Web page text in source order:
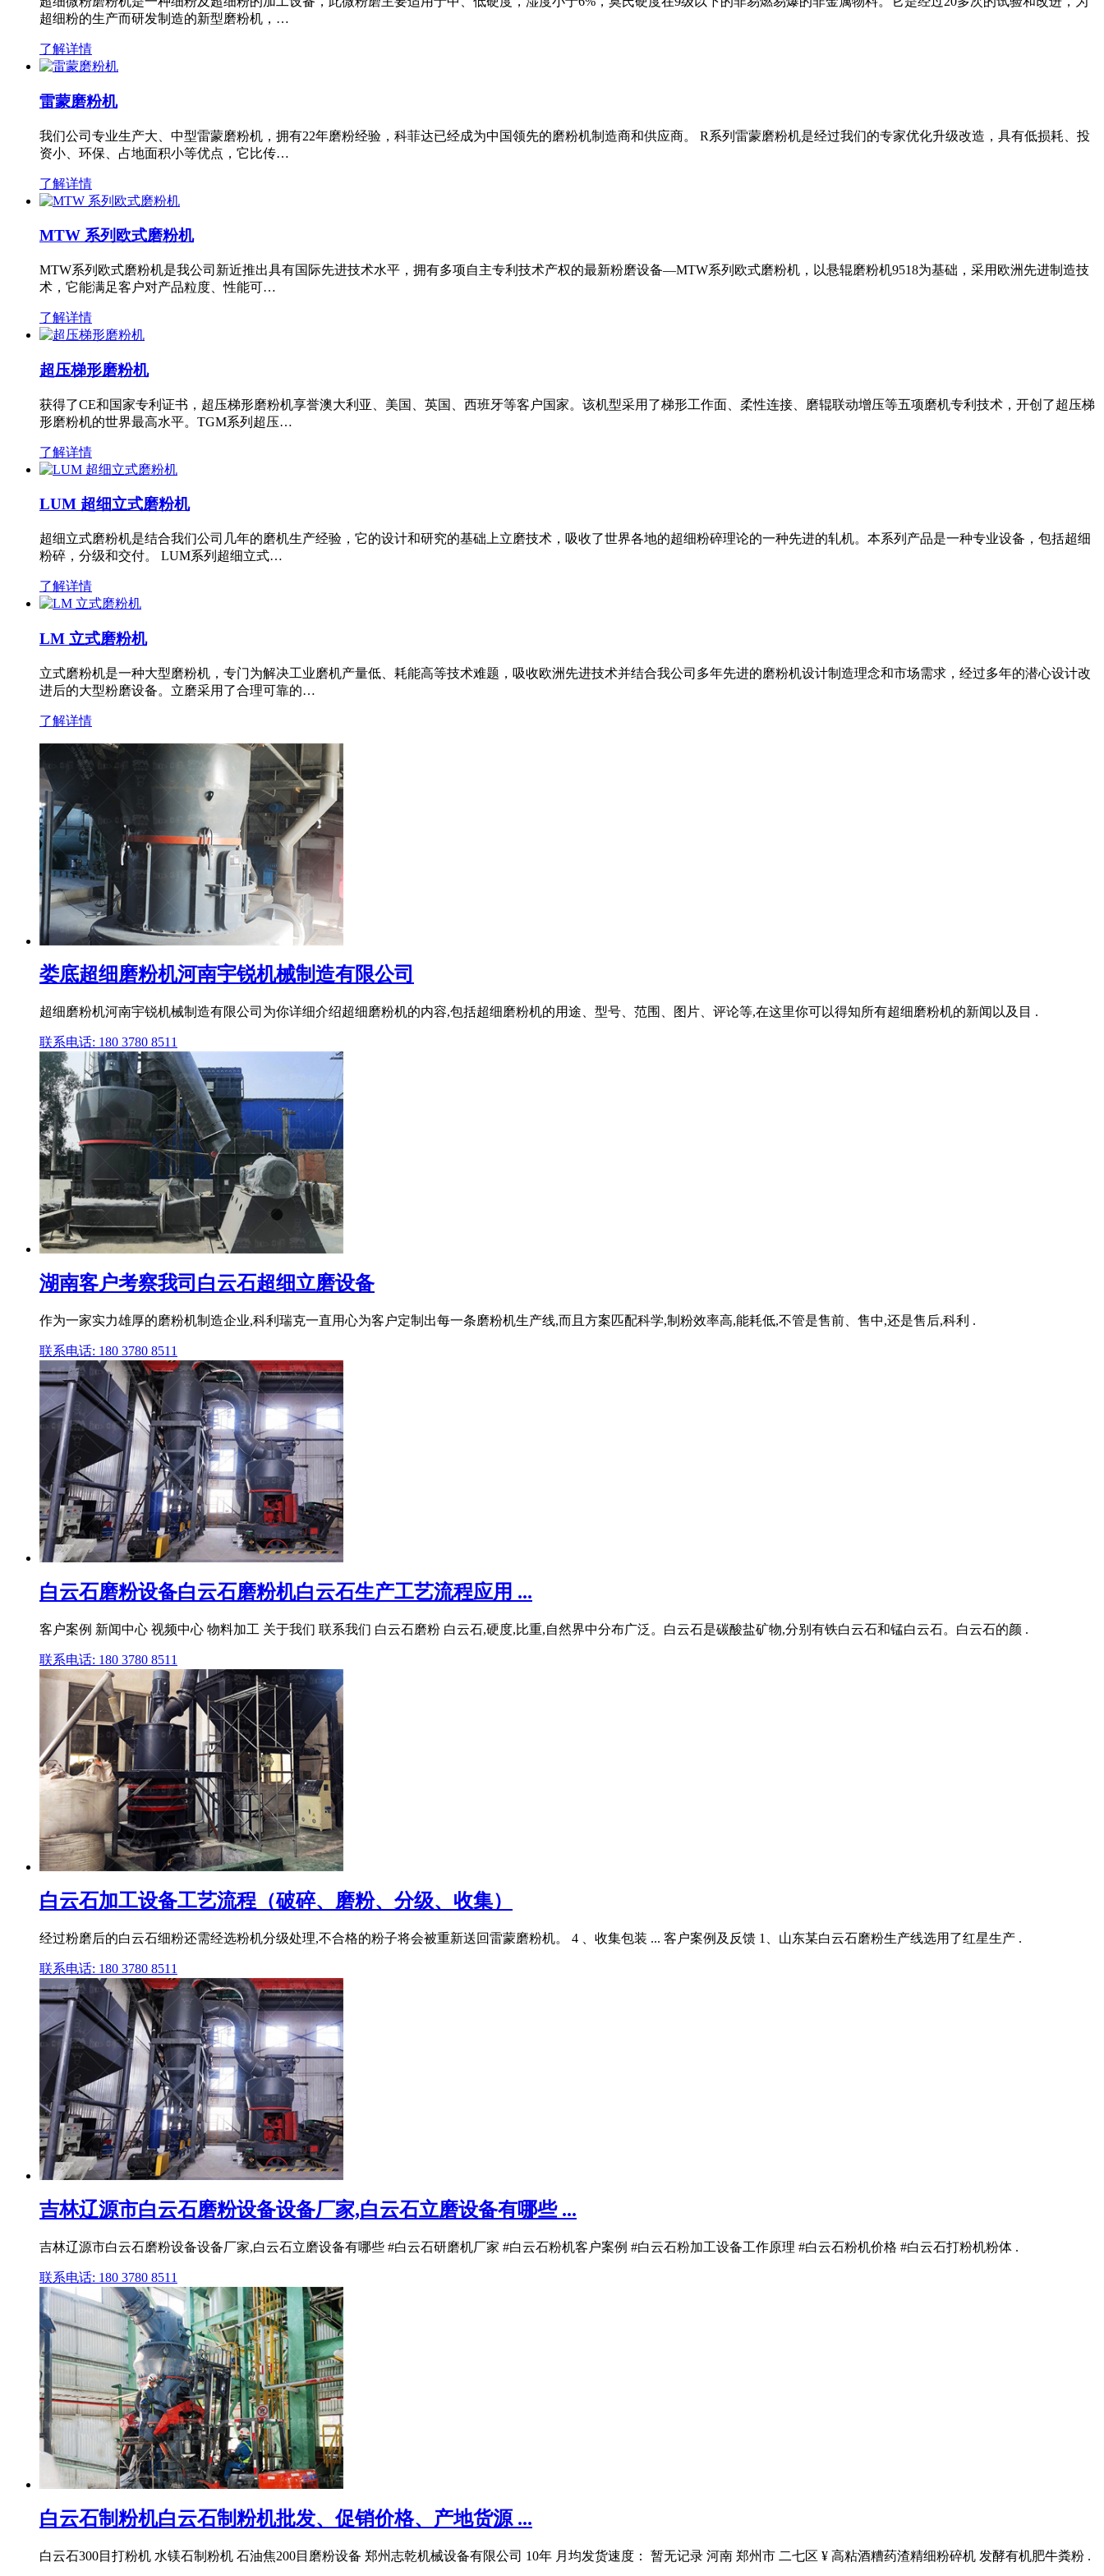
超细粉的生产而研发制造的新型磨粉机，…
了解详情
雷蒙磨粉机
我们公司专业生产大、中型雷蒙磨粉机，拥有22年磨粉经验，科菲达已经成为中国领先的磨粉机制造商和供应商。 R系列雷蒙磨粉机是经过我们的专家优化升级改造，具有低损耗、投
资小、环保、占地面积小等优点，它比传…
了解详情
MTW 系列欧式磨粉机
MTW系列欧式磨粉机是我公司新近推出具有国际先进技术水平，拥有多项自主专利技术产权的最新粉磨设备—MTW系列欧式磨粉机，以悬辊磨粉机9518为基础，采用欧洲先进制造技
术，它能满足客户对产品粒度、性能可…
了解详情
超压梯形磨粉机
获得了CE和国家专利证书，超压梯形磨粉机享誉澳大利亚、美国、英国、西班牙等客户国家。该机型采用了梯形工作面、柔性连接、磨辊联动增压等五项磨机专利技术，开创了超压梯
形磨粉机的世界最高水平。TGM系列超压…
了解详情
LUM 超细立式磨粉机
超细立式磨粉机是结合我们公司几年的磨机生产经验，它的设计和研究的基础上立磨技术，吸收了世界各地的超细粉碎理论的一种先进的轧机。本系列产品是一种专业设备，包括超细
粉碎，分级和交付。 LUM系列超细立式…
了解详情
LM 立式磨粉机
立式磨粉机是一种大型磨粉机，专门为解决工业磨机产量低、耗能高等技术难题，吸收欧洲先进技术并结合我公司多年先进的磨粉机设计制造理念和市场需求，经过多年的潜心设计改
进后的大型粉磨设备。立磨采用了合理可靠的…
了解详情
娄底超细磨粉机河南宇锐机械制造有限公司
超细磨粉机河南宇锐机械制造有限公司为你详细介绍超细磨粉机的内容,包括超细磨粉机的用途、型号、范围、图片、评论等,在这里你可以得知所有超细磨粉机的新闻以及目 .
联系电话: 180 3780 8511
湖南客户考察我司白云石超细立磨设备
作为一家实力雄厚的磨粉机制造企业,科利瑞克一直用心为客户定制出每一条磨粉机生产线,而且方案匹配科学,制粉效率高,能耗低,不管是售前、售中,还是售后,科利 .
联系电话: 180 3780 8511
白云石磨粉设备白云石磨粉机白云石生产工艺流程应用 ...
客户案例 新闻中心 视频中心 物料加工 关于我们 联系我们 白云石磨粉 白云石,硬度,比重,自然界中分布广泛。白云石是碳酸盐矿物,分别有铁白云石和锰白云石。白云石的颜 .
联系电话: 180 3780 8511
白云石加工设备工艺流程（破碎、磨粉、分级、收集）
经过粉磨后的白云石细粉还需经选粉机分级处理,不合格的粉子将会被重新送回雷蒙磨粉机。 4 、收集包装 ... 客户案例及反馈 1、山东某白云石磨粉生产线选用了红星生产 .
联系电话: 180 3780 8511
吉林辽源市白云石磨粉设备设备厂家,白云石立磨设备有哪些 ...
吉林辽源市白云石磨粉设备设备厂家,白云石立磨设备有哪些 #白云石研磨机厂家 #白云石粉机客户案例 #白云石粉加工设备工作原理 #白云石粉机价格 #白云石打粉机粉体 .
联系电话: 180 3780 8511
白云石制粉机白云石制粉机批发、促销价格、产地货源 ...
白云石300目打粉机 水镁石制粉机 石油焦200目磨粉设备 郑州志乾机械设备有限公司 10年 月均发货速度： 暂无记录 河南 郑州市 二七区 ¥ 高粘酒糟药渣精细粉碎机 发酵有机肥牛粪粉 .